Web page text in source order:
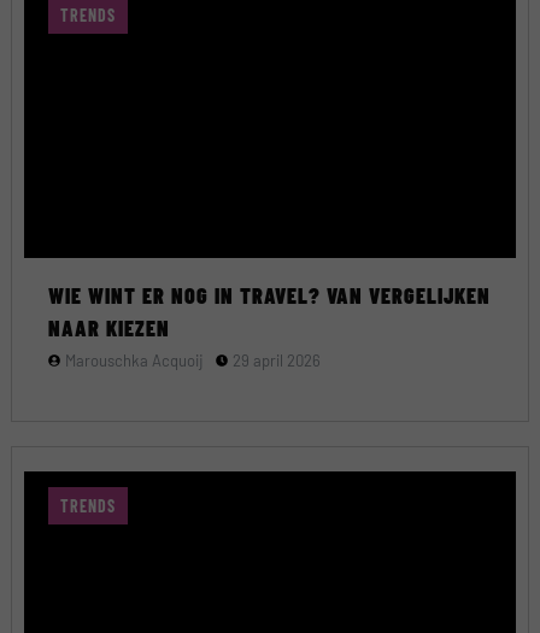
TRENDS
WIE WINT ER NOG IN TRAVEL? VAN VERGELIJKEN
NAAR KIEZEN
Marouschka Acquoij 29 april 2026
TRENDS